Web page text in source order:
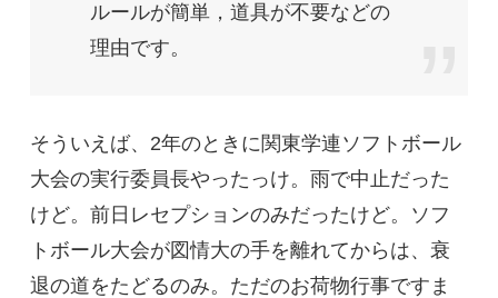
ルールが簡単，道具が不要などの
理由です。
そういえば、2年のときに関東学連ソフトボール
大会の実行委員長やったっけ。雨で中止だった
けど。前日レセプションのみだったけど。ソフ
トボール大会が図情大の手を離れてからは、衰
退の道をたどるのみ。ただのお荷物行事ですま